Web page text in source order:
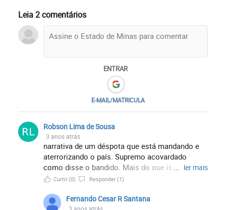
Leia 2 comentários
ENTRAR
E-MAIL/MATRICULA
Robson Lima de Sousa
3 anos atrás
narrativa de um déspota que está mandando e
aterrorizando o país. Supremo acovardado
como disse o bandido. Mais do que isso,
suprema corte subserviente aos comunas.
ler mais
Curtir(0) Responder(1)
Fernando Cesar R Santana
3 anos atrás